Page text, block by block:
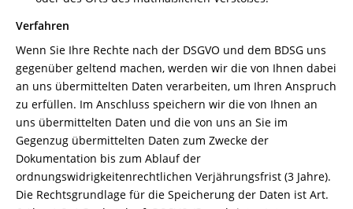
Verfahren
Wenn Sie Ihre Rechte nach der DSGVO und dem BDSG uns
gegenüber geltend machen, werden wir die von Ihnen dabei
an uns übermittelten Daten verarbeiten, um Ihren Anspruch
zu erfüllen. Im Anschluss speichern wir die von Ihnen an
uns übermittelten Daten und die von uns an Sie im
Gegenzug übermittelten Daten zum Zwecke der
Dokumentation bis zum Ablauf der
ordnungswidrigkeitenrechtlichen Verjährungsfrist (3 Jahre).
Die Rechtsgrundlage für die Speicherung der Daten ist Art.